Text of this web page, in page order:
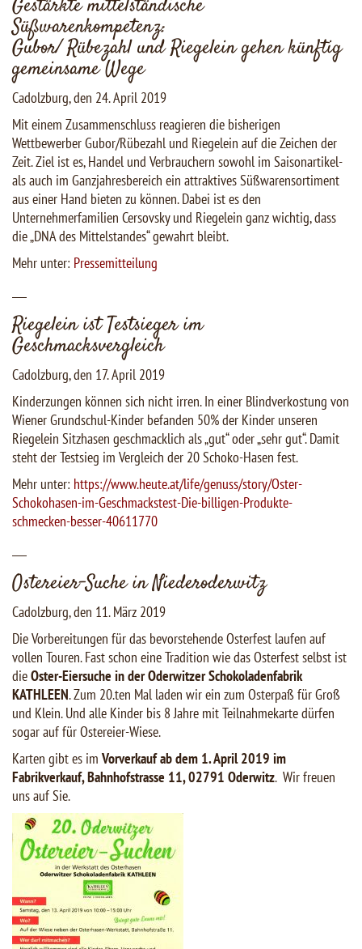
Gestärkte mittelständische
Süßwarenkompetenz:
Gubor/ Rübezahl und Riegelein gehen künftig
gemeinsame Wege
Cadolzburg, den 24. April 2019
Mit einem Zusammenschluss reagieren die bisherigen
Wettbewerber Gubor/Rübezahl und Riegelein auf die Zeichen der
Zeit. Ziel ist es, Handel und Verbrauchern sowohl im Saisonartikel-
als auch im Ganzjahresbereich ein attraktives Süßwarensortiment
aus einer Hand bieten zu können. Dabei ist es den
Unternehmerfamilien Cersovsky und Riegelein ganz wichtig, dass
die „DNA des Mittelstandes“ gewahrt bleibt.
Mehr unter: Pressemitteilung
Riegelein ist Testsieger im
Geschmacksvergleich
Cadolzburg, den 17. April 2019
Kinderzungen können sich nicht irren. In einer Blindverkostung von
Wiener Grundschul-Kinder befanden 50% der Kinder unseren
Riegelein Sitzhasen geschmacklich als „gut“ oder „sehr gut“. Damit
steht der Testsieg im Vergleich der 20 Schoko-Hasen fest.
Mehr unter: https://www.heute.at/life/genuss/story/Oster-
Schokohasen-im-Geschmackstest-Die-billigen-Produkte-
schmecken-besser-40611770
Ostereier-Suche in Niederoderwitz
Cadolzburg, den 11. März 2019
Die Vorbereitungen für das bevorstehende Osterfest laufen auf
vollen Touren. Fast schon eine Tradition wie das Osterfest selbst ist
dieOster-Eiersuche in der Oderwitzer Schokoladenfabrik
KATHLEEN. Zum 20.ten Mal laden wir ein zum Osterpaß für Groß
und Klein. Und alle Kinder bis 8 Jahre mit Teilnahmekarte dürfen
sogar auf für Ostereier-Wiese.
Karten gibt es im Vorverkauf ab dem 1. April 2019 im
Fabrikverkauf, Bahnhofstrasse 11, 02791 Oderwitz. Wir freuen
uns auf Sie.